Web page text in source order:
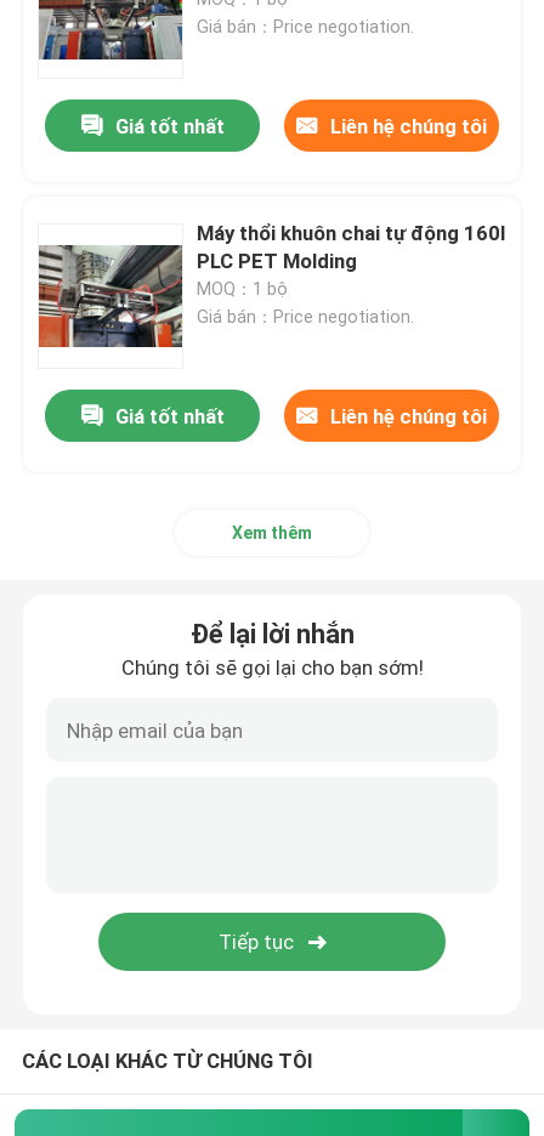
Máy thổi khuôn tốc độ cao
Đúc đùn liên tục
Máy thổi khuôn Accumulator
Máy thổi khuôn đôi trạm
Khuôn đúc thổi
Máy thổi hoàn toàn bằng điện
Giá bán：Price negotiation.
Giá tốt nhất Liên hệ chúng tôi
Máy thổi khuôn chai tự động 160l
PLC PET Molding
MOQ：1 bộ
Giá bán：Price negotiation.
Giá tốt nhất Liên hệ chúng tôi
Xem thêm
Để lại lời nhắn
Chúng tôi sẽ gọi lại cho bạn sớm!
CÁC LOẠI KHÁC TỪ CHÚNG TÔI